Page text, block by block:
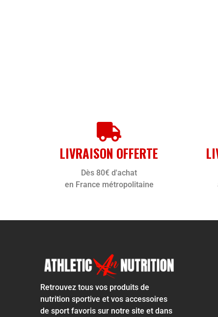
LIVRAISON OFFERTE
Dès 80€ d'achat
en France métropolitaine
Retrouvez tous vos produits de
nutrition sportive et vos accessoires
de sport favoris sur notre site et dans